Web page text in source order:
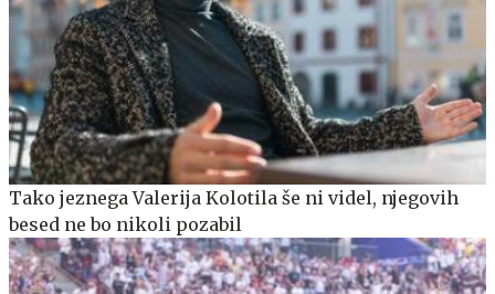
Tako jeznega Valerija Kolotila še ni videl, njegovih
besed ne bo nikoli pozabil